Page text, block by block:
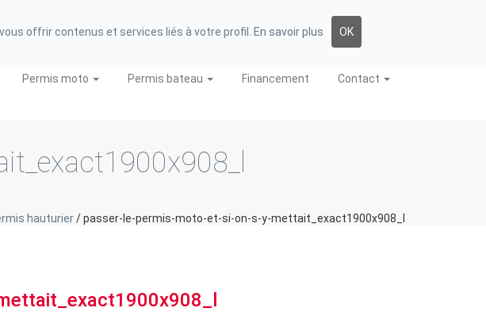
06 85 42 46 74
Permis moto Permis bateau Financement Contact
hauturier/passer-le-permis-moto-et-si-on-s-y-mettait_exact1900x908_l
offrir contenus et services liés à votre profil. En savoir plus OK